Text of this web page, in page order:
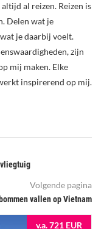
al reizen. Reizen is
Delen wat je
je daarbij voelt.
zijn
mij maken. Elke
inspirerend op mij.
Volgende pagina
vallen op Vietnam
v.a. 721 EUR